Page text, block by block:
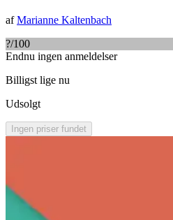
afMarianne Kaltenbach
?/100
Endnu ingen anmeldelser
Billigst lige nu
Udsolgt
Ingen priser fundet